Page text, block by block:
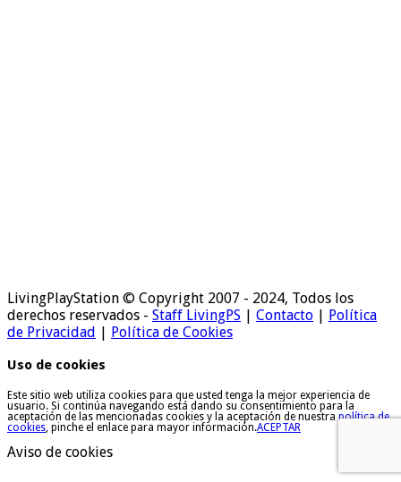
LivingPlayStation © Copyright 2007 - 2024, Todos los
derechos reservados - Staff LivingPS Contacto
Política
de Privacidad
Política de Cookies
Uso de cookies
Este sitio web utiliza cookies para que usted tenga la mejor experiencia de
usuario. Si continúa navegando está dando su consentimiento para la
aceptación de las mencionadas cookies y la aceptación de nuestrapolítica de
cookies, pinche el enlace para mayor información.ACEPTAR
Aviso de cookies